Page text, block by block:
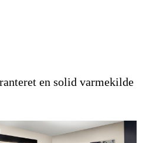
en solid varmekilde